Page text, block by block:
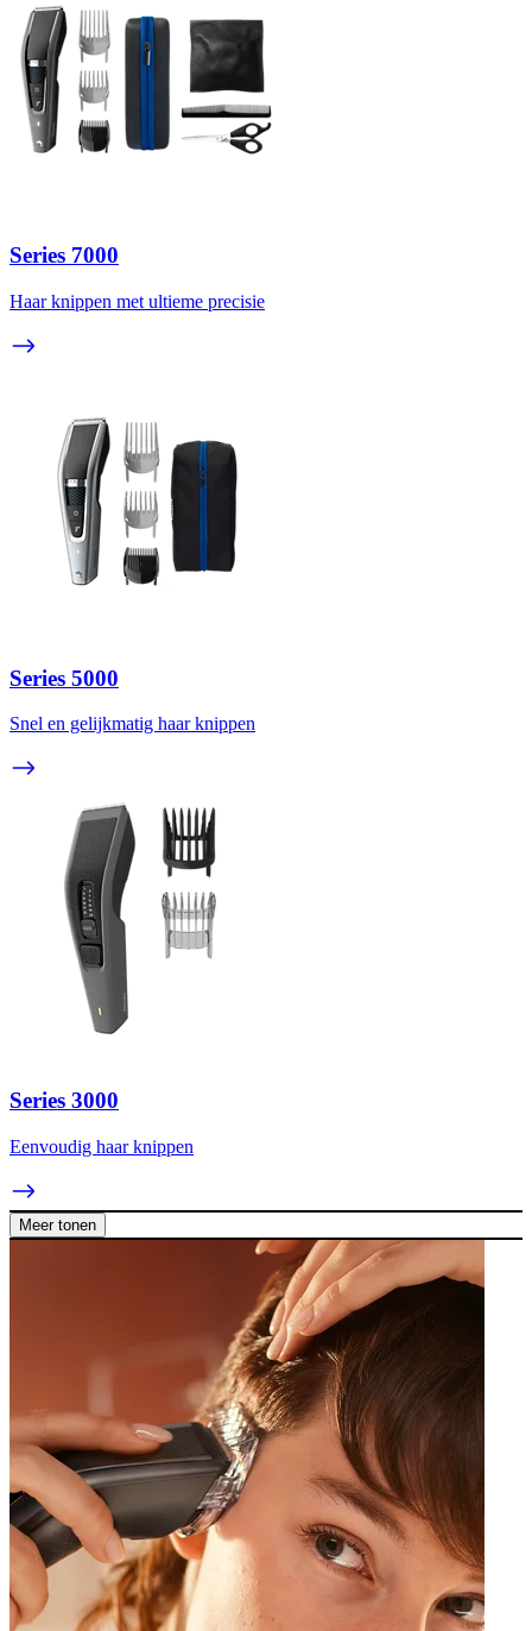
Series 7000
Haar knippen met ultieme precisie
Series 5000
Snel en gelijkmatig haar knippen
Series 3000
Eenvoudig haar knippen
Meer tonen